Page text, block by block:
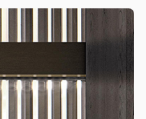
giao hàng.
để nhận được sự